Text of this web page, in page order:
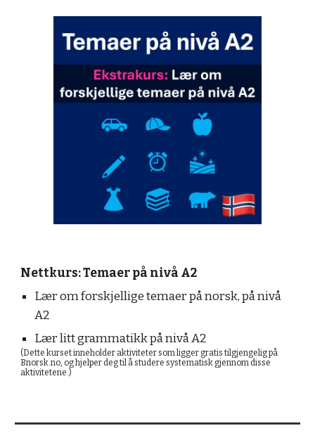
Nettkurs: Temaer på nivå A2
Lær om forskjellige temaer på norsk, på nivå
A2
Lær litt grammatikk på nivå A2
(Dette kurset inneholder aktiviteter som ligger gratis tilgjengelig på
Bnorsk.no, og hjelper deg til å studere systematisk gjennom disse
aktivitetene.)